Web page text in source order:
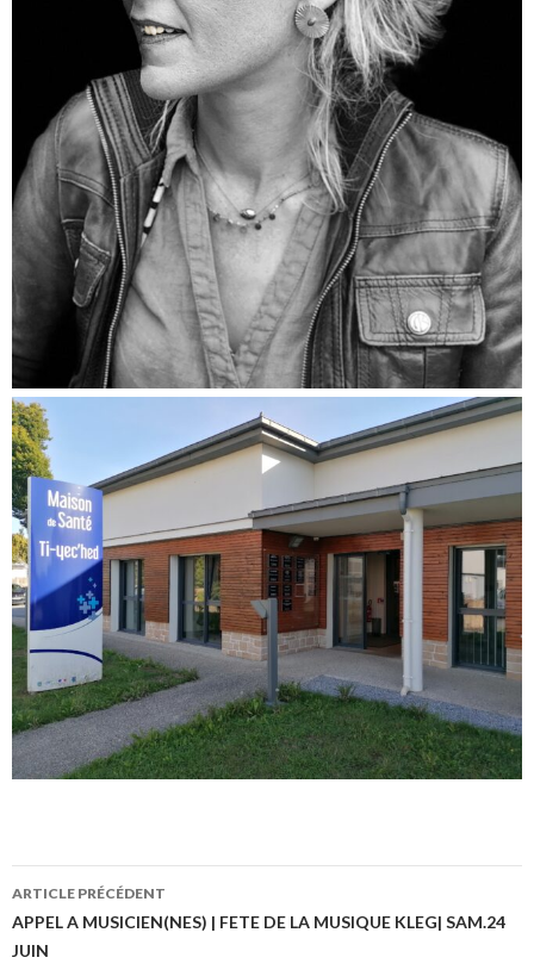
Navigation
ARTICLE PRÉCÉDENT
APPEL A MUSICIEN(NES) | FETE DE LA MUSIQUE KLEG| SAM.24
JUIN